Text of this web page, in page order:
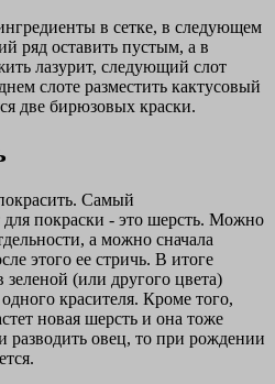
в сетке, в следующем
ряд оставить пустым, а в
лазурит, следующий слот
слоте разместить кактусовый
две бирюзовых краски.
Самый
покраски - это шерсть. Можно
а можно сначала
этого ее стричь. В итоге
зеленой (или другого цвета)
красителя. Кроме того,
новая шерсть и она тоже
разводить овец, то при рождении